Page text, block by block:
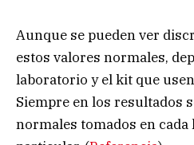
Aunque se pueden ver
estos valores normales,
laboratorio y el kit que
Siempre en los resultados
normales tomados en